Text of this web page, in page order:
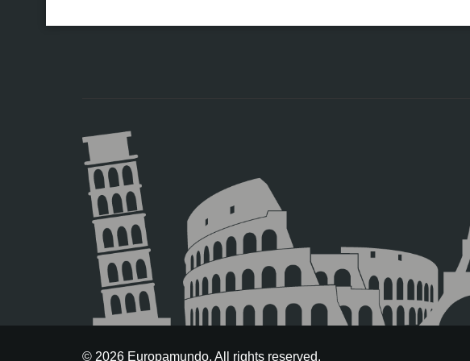
© 2026 Europamundo. All rights reserved.